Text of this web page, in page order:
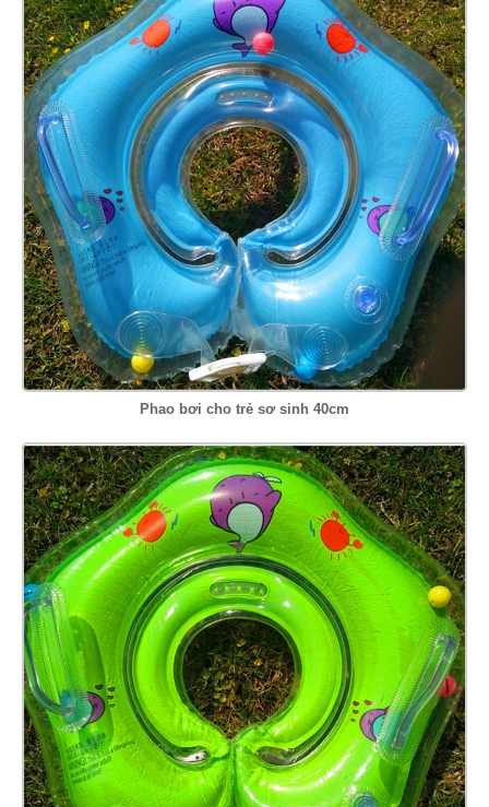
Phao bơi cho trẻ sơ sinh 40cm